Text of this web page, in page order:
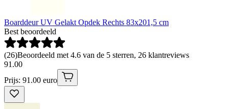
Boarddeur UV Gelakt Opdek Rechts 83x201,5 cm
Best beoordeeld
(26)Beoordeeld met 4.6 van de 5 sterren, 26 klantreviews
91 .00
Prijs: 91.00 euro